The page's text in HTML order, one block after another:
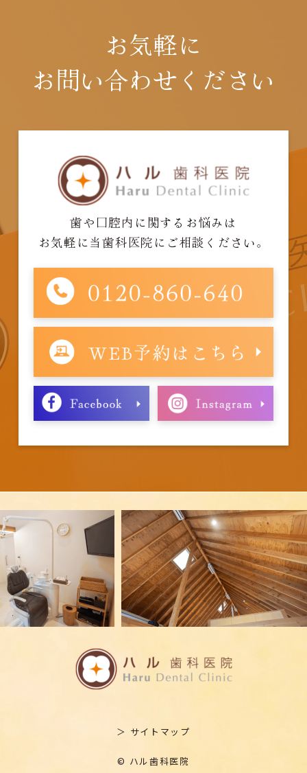
お気軽に
お問い合わせください
歯や口腔内に関するお悩みは
お気軽に当歯科医院にご相談ください。
＞ サイトマップ
© ハル歯科医院